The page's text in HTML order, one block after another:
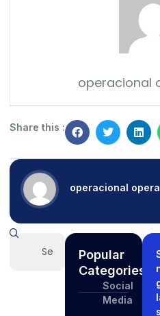
operacional
Share this :
operacional
Popular
Categories
Social
Media